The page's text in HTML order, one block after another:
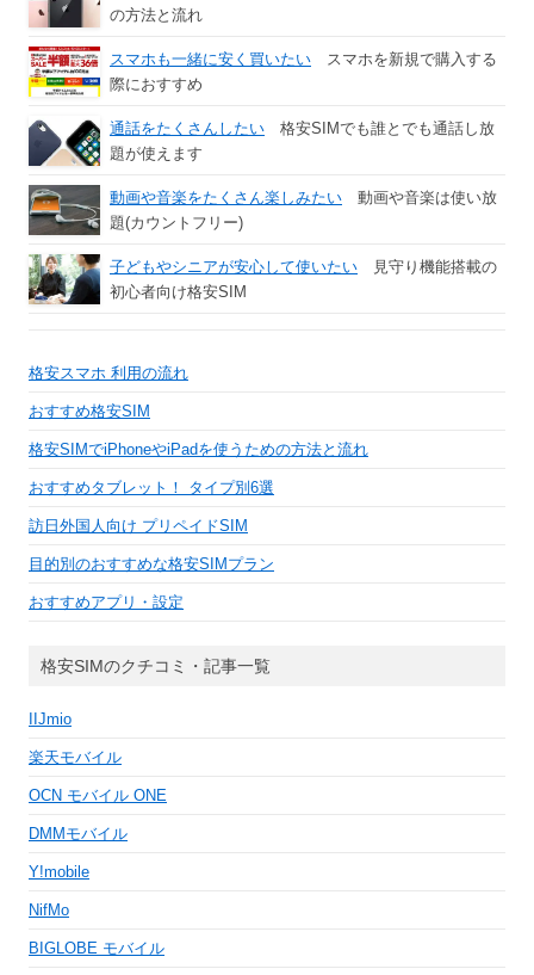
の方法と流れ
スマホも一緒に安く買いたい スマホを新規で購入する
際におすすめ
通話をたくさんしたい 格安SIMでも誰とでも通話し放
題が使えます
動画や音楽をたくさん楽しみたい 動画や音楽は使い放
題(カウントフリー)
子どもやシニアが安心して使いたい 見守り機能搭載の
初心者向け格安SIM
格安スマホ 利用の流れ
おすすめ格安SIM
格安SIMでiPhoneやiPadを使うための方法と流れ
おすすめタブレット！ タイプ別6選
訪日外国人向け プリペイドSIM
目的別のおすすめな格安SIMプラン
おすすめアプリ・設定
格安SIMのクチコミ・記事一覧
IIJmio
楽天モバイル
OCN モバイル ONE
DMMモバイル
Y!mobile
NifMo
BIGLOBE モバイル